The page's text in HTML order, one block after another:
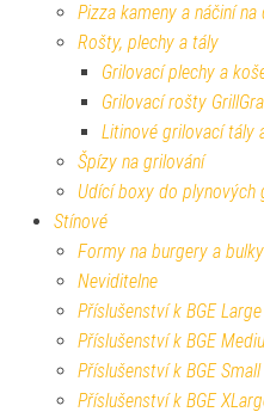
Pizza kameny a náčiní
Rošty, plechy a tály
Grilovací plechy a
Grilovací rošty
Litinové grilovací tály
Špízy na grilování
Udící boxy do plynových
Stínové
Formy na burgery a bulky
Neviditelne
Příslušenství k BGE Large
Příslušenství k BGE
Příslušenství k BGE Small
Příslušenství k BGE